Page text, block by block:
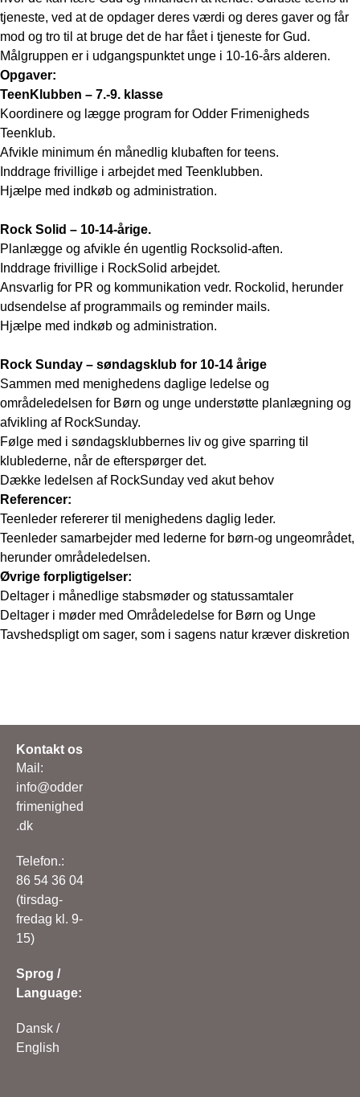
tjeneste, ved at de opdager deres værdi og deres gaver og får
mod og tro til at bruge det de har fået i tjeneste for Gud.
Målgruppen er i udgangspunktet unge i 10-16-års alderen.
Opgaver:
Teen Klubben – 7.-9. klasse
Koordinere og lægge program for Odder Frimenigheds
Teenklub.
Afvikle minimum én månedlig klubaften for teens.
Inddrage frivillige i arbejdet med Teenklubben.
Hjælpe med indkøb og administration.
Rock Solid – 10-14-årige.
Planlægge og afvikle én ugentlig Rocksolid-aften.
Inddrage frivillige i RockSolid arbejdet.
Ansvarlig for PR og kommunikation vedr. Rockolid, herunder
udsendelse af programmails og reminder mails.
Hjælpe med indkøb og administration.
Rock Sunday – søndagsklub for 10-14 årige
Sammen med menighedens daglige ledelse og
områdeledelsen for Børn og unge understøtte planlægning og
afvikling af RockSunday.
Følge med i søndagsklubbernes liv og give sparring til
klublederne, når de efterspørger det.
Dække ledelsen af RockSunday ved akut behov
Referencer:
Teenleder refererer til menighedens daglig leder.
Teenleder samarbejder med lederne for børn-og ungeområdet,
herunder områdeledelsen.
Øvrige forpligtigelser:
Deltager i månedlige stabsmøder og statussamtaler
Deltager i møder med Områdeledelse for Børn og Unge
Tavshedspligt om sager, som i sagens natur kræver diskretion
Kontakt os
Mail:
info@odder
frimenighed
.dk
Telefon.:
86 54 36 04
(tirsdag-
fredag kl. 9-
15)
Sprog /
Language:
Dansk /
English